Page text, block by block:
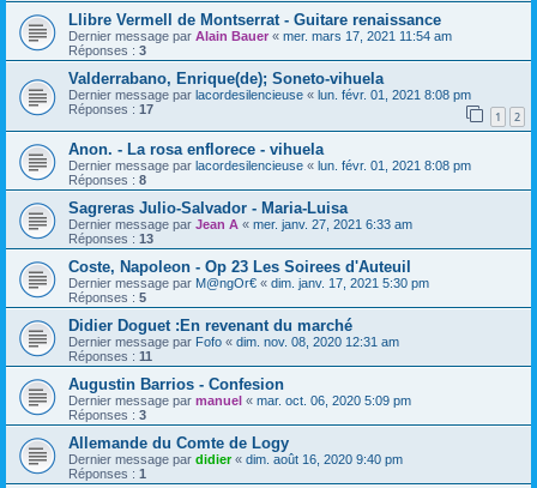
Llibre Vermell de Montserrat - Guitare renaissance
Dernier message par Alain Bauer « mer. mars 17, 2021 11:54 am
Réponses : 3
Valderrabano, Enrique(de); Soneto-vihuela
Dernier message par lacordesilencieuse « lun. févr. 01, 2021 8:08 pm
Réponses : 17 1 2
Anon. - La rosa enflorece - vihuela
Dernier message par lacordesilencieuse « lun. févr. 01, 2021 8:08 pm
Réponses : 8
Sagreras Julio-Salvador - Maria-Luisa
Dernier message par Jean A « mer. janv. 27, 2021 6:33 am
Réponses : 13
Coste, Napoleon - Op 23 Les Soirees d'Auteuil
Dernier message par M@ngOr€ « dim. janv. 17, 2021 5:30 pm
Réponses : 5
Didier Doguet :En revenant du marché
Dernier message par Fofo « dim. nov. 08, 2020 12:31 am
Réponses : 11
Augustin Barrios - Confesion
Dernier message par manuel « mar. oct. 06, 2020 5:09 pm
Réponses : 3
Allemande du Comte de Logy
Dernier message par didier« dim. août 16, 2020 9:40 pm
Réponses : 1